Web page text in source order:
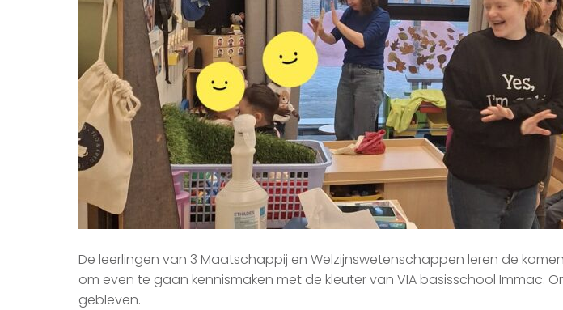
De leerlingen van 3 Maatschappij en Welzijnswetenschappen leren de
om even te gaan kennismaken met de kleuter van VIA basisschool
gebleven.